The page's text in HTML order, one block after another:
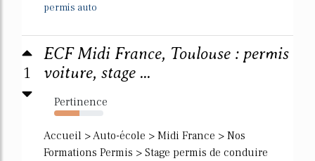
permis auto
1
ECF Midi France, Toulouse : permis
voiture, stage ...
Pertinence
52%
Accueil > Auto-école > Midi France > Nos
Formations Permis > Stage permis de conduire